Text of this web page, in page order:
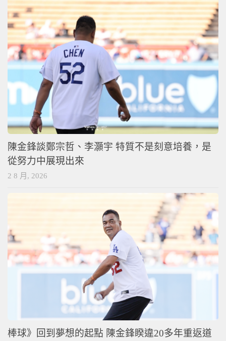
陳金鋒談鄭宗哲、李灝宇 特質不是刻意培養，是
從努力中展現出來
2 8 月, 2026
棒球》回到夢想的起點 陳金鋒睽違20多年重返道